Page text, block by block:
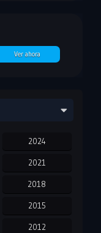
Ver ahora
2024
2021
2018
2015
2012